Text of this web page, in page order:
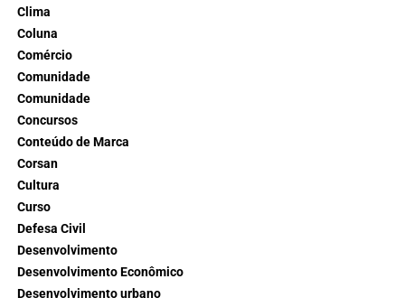
Clima
Coluna
Comércio
Comunidade
Comunidade
Concursos
Conteúdo de Marca
Corsan
Cultura
Curso
Defesa Civil
Desenvolvimento
Desenvolvimento Econômico
Desenvolvimento urbano